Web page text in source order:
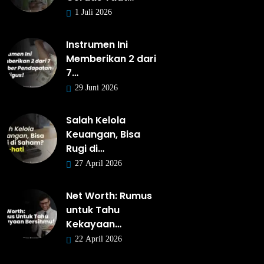
1 Juli 2026
Instrumen Ini
Memberikan 2 dari
7…
29 Juni 2026
Salah Kelola
Keuangan, Bisa
Rugi di…
27 April 2026
Net Worth: Rumus
untuk Tahu
Kekayaan…
22 April 2026